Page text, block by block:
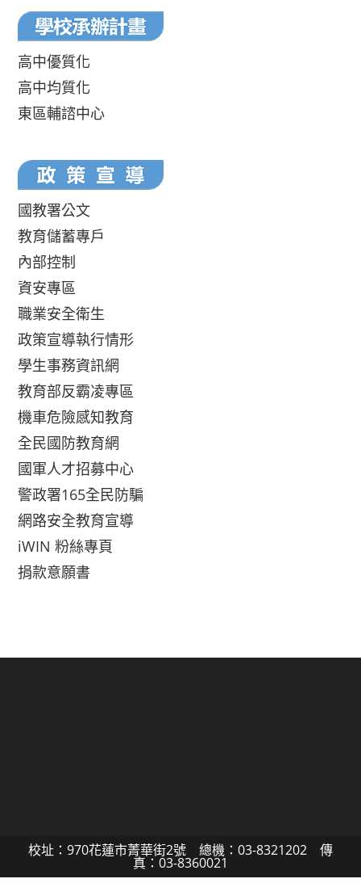
高中優質化
高中均質化
東區輔諮中心
國教署公文
教育儲蓄專戶
內部控制
資安專區
職業安全衛生
政策宣導執行情形
學生事務資訊網
教育部反霸凌專區
機車危險感知教育
全民國防教育網
國軍人才招募中心
警政署165全民防騙
網路安全教育宣導
iWIN 粉絲專頁
捐款意願書
校址：970花蓮市菁華街2號 總機：03-8321202 傳
真：03-8360021